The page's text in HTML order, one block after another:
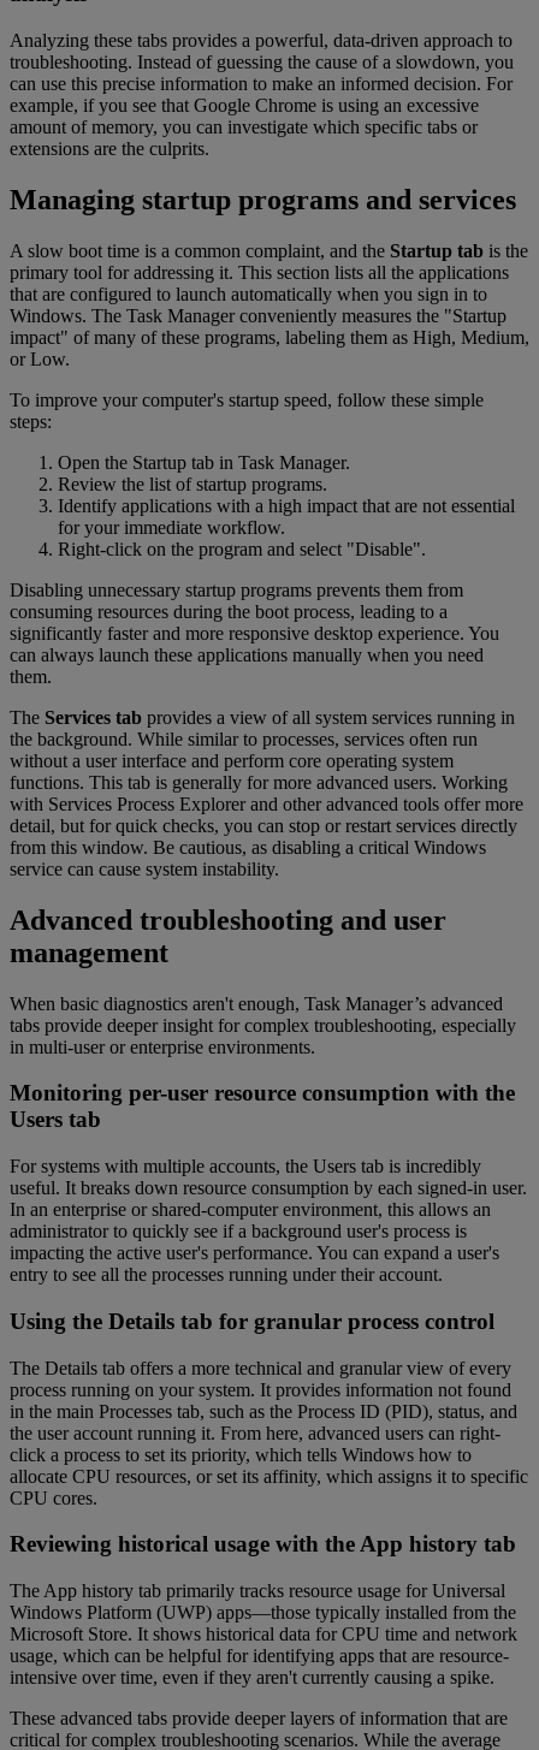
Analyzing these tabs provides a powerful, data-driven approach to
troubleshooting. Instead of guessing the cause of a slowdown, you
can use this precise information to make an informed decision. For
example, if you see that Google Chrome is using an excessive
amount of memory, you can investigate which specific tabs or
extensions are the culprits.
Managing startup programs and services
A slow boot time is a common complaint, and the Startup tab is the
primary tool for addressing it. This section lists all the applications
that are configured to launch automatically when you sign in to
Windows. The Task Manager conveniently measures the "Startup
impact" of many of these programs, labeling them as High, Medium,
or Low.
To improve your computer's startup speed, follow these simple
steps:
Open the Startup tab in Task Manager.
Review the list of startup programs.
Identify applications with a high impact that are not essential
for your immediate workflow.
Right-click on the program and select "Disable".
Disabling unnecessary startup programs prevents them from
consuming resources during the boot process, leading to a
significantly faster and more responsive desktop experience. You
can always launch these applications manually when you need
them.
The Services tab provides a view of all system services running in
the background. While similar to processes, services often run
without a user interface and perform core operating system
functions. This tab is generally for more advanced users. Working
with Services Process Explorer and other advanced tools offer more
detail, but for quick checks, you can stop or restart services directly
from this window. Be cautious, as disabling a critical Windows
service can cause system instability.
Advanced troubleshooting and user
management
When basic diagnostics aren't enough, Task Manager’s advanced
tabs provide deeper insight for complex troubleshooting, especially
in multi-user or enterprise environments.
Monitoring per-user resource consumption with the
Users tab
For systems with multiple accounts, the Users tab is incredibly
useful. It breaks down resource consumption by each signed-in user.
In an enterprise or shared-computer environment, this allows an
administrator to quickly see if a background user's process is
impacting the active user's performance. You can expand a user's
entry to see all the processes running under their account.
Using the Details tab for granular process control
The Details tab offers a more technical and granular view of every
process running on your system. It provides information not found
in the main Processes tab, such as the Process ID (PID), status, and
the user account running it. From here, advanced users can right-
click a process to set its priority, which tells Windows how to
allocate CPU resources, or set its affinity, which assigns it to specific
CPU cores.
Reviewing historical usage with the App history tab
The App history tab primarily tracks resource usage for Universal
Windows Platform (UWP) apps—those typically installed from the
Microsoft Store. It shows historical data for CPU time and network
usage, which can be helpful for identifying apps that are resource-
intensive over time, even if they aren't currently causing a spike.
These advanced tabs provide deeper layers of information that are
critical for complex troubleshooting scenarios. While the average